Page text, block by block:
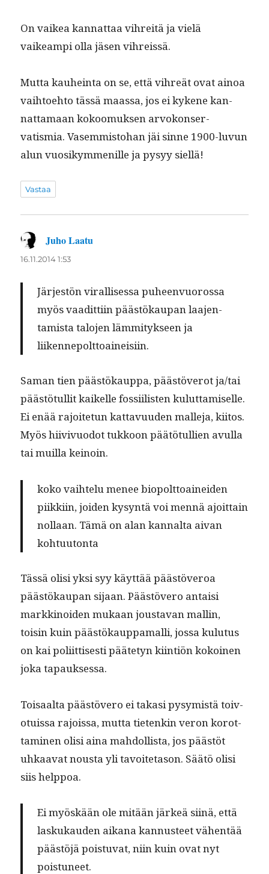
On vaikea kan­nat­taa vihre­itä ja vielä
vaikeampi olla jäsen vihreissä.
Mut­ta kauhein­ta on se, että vihreät ovat ain­oa
vai­h­toe­hto tässä maas­sa, jos ei kykene kan­
nat­ta­maan kokoomuk­sen arvokon­ser­
vatismia. Vasem­mis­to­han jäi sinne 1900-luvun
alun vuosikym­me­nille ja pysyy siellä!
Vastaa
Juho Laatu
16.11.2014 1:53
Jär­jestön viral­lises­sa puheen­vuorossa
myös vaa­dit­ti­in päästökau­pan laa­jen­
tamista talo­jen läm­mi­tyk­seen ja
liikennepolttoaineisiin.
Saman tien päästökaup­pa, päästöverot ja/tai
päästö­tul­lit kaikelle fos­si­ilis­ten kulut­tamiselle.
Ei enää rajoite­tun kat­tavu­u­den malle­ja, kiitos.
Myös hiivivuodot tukkoon päätö­tul­lien avul­la
tai muil­la keinoin.
koko vai­htelu menee biopolt­toainei­den
piikki­in, joiden kysyn­tä voi men­nä ajoit­tain
nol­laan. Tämä on alan kannal­ta aivan
kohtuutonta
Tässä olisi yksi syy käyt­tää päästöveroa
päästökau­pan sijaan. Päästövero antaisi
markki­noiden mukaan jous­ta­van mallin,
toisin kuin päästökaup­pa­malli, jos­sa kulu­tus
on kai poli­it­tis­es­ti pääte­tyn kiin­tiön kokoinen
joka tapauksessa.
Toisaal­ta päästövero ei takasi pysymistä toiv­
o­tuis­sa rajois­sa, mut­ta tietenkin veron korot­
ta­mi­nen olisi aina mah­dol­lista, jos päästöt
uhkaa­vat nous­ta yli tavoite­ta­son. Säätö olisi
siis helppoa.
Ei myöskään ole mitään järkeä siinä, että
laskukau­den aikana kan­nus­teet vähen­tää
päästöjä pois­tu­vat, niin kuin ovat nyt
poistuneet.